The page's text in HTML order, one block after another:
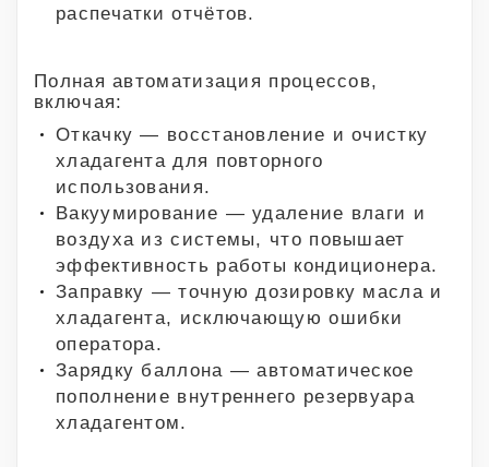
распечатки отчётов.
Полная автоматизация процессов,
включая:
Откачку — восстановление и очистку
хладагента для повторного
использования.
Вакуумирование — удаление влаги и
воздуха из системы, что повышает
эффективность работы кондиционера.
Заправку — точную дозировку масла и
хладагента, исключающую ошибки
оператора.
Зарядку баллона — автоматическое
пополнение внутреннего резервуара
хладагентом.